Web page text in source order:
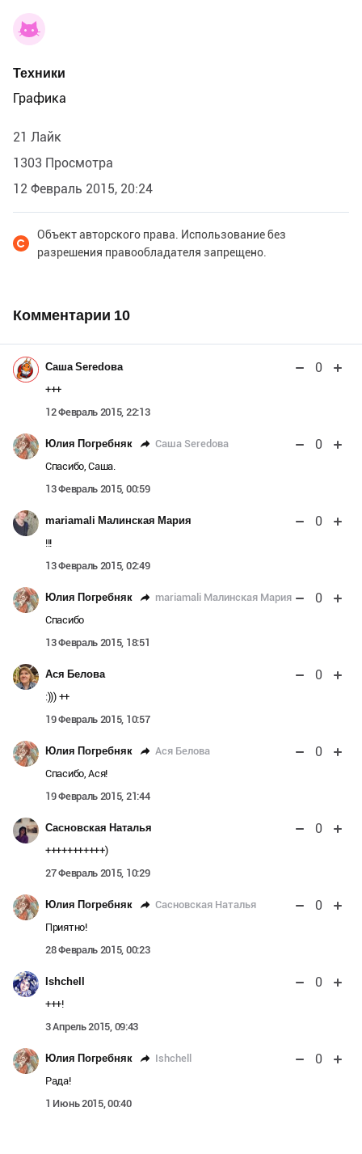
Техники
Графика
21 Лайк
1303 Просмотра
12 Февраль 2015, 20:24
Объект авторского права. Использование без
разрешения правообладателя запрещено.
Комментарии 10
Саша Seredова 0
+++
12 Февраль 2015, 22:13
Юлия Погребняк Саша Seredова 0
Спасибо, Саша.
13 Февраль 2015, 00:59
mariamali Малинская Мария 0
!!!
13 Февраль 2015, 02:49
Юлия Погребняк mariamali Малинская Мария 0
Спасибо
13 Февраль 2015, 18:51
Ася Белова 0
:))) ++
19 Февраль 2015, 10:57
Юлия Погребняк Ася Белова 0
Спасибо, Ася!
19 Февраль 2015, 21:44
Сасновская Наталья 0
+++++++++++)
27 Февраль 2015, 10:29
Юлия Погребняк Сасновская Наталья 0
Приятно!
28 Февраль 2015, 00:23
Ishchell 0
+++!
3 Апрель 2015, 09:43
Юлия Погребняк Ishchell 0
Рада!
1 Июнь 2015, 00:40